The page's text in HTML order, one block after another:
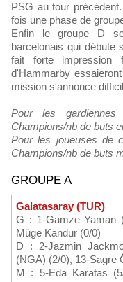
PSG au tour
fois une phase de
Enfin le groupe D
barcelonais qui débute
fait forte impression
d'Hammarby
mission s'annonce
Pour les
Champions/nb de buts
Pour les joueuses de
Champions/nb de buts
GROUPE A
Galatasaray (TUR)
G : 1-Gamze Yaman
Müge Kandur (0/0)
D : 2-Jazmin
(NGA) (2/0), 13-Sagre
M : 5-Eda Karatas